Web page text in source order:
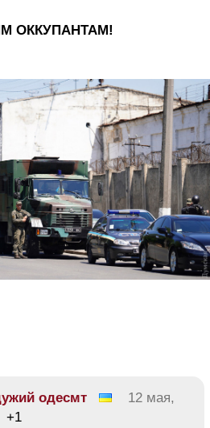
ОККУПАНТАМ!
одесмт
12 мая,
+1